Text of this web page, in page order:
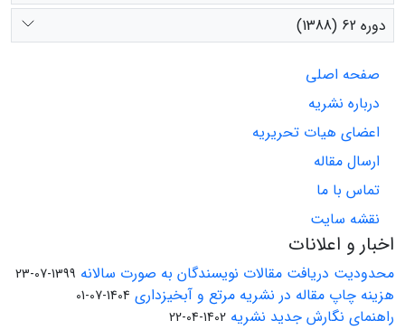
دوره 62 (1388)
صفحه اصلی
درباره نشریه
اعضای هیات تحریریه
ارسال مقاله
تماس با ما
نقشه سایت
اخبار و اعلانات
محدودیت دریافت مقالات نویسندگان به صورت سالانه 1399-07-23
هزینه چاپ مقاله در نشریه مرتع و آبخیزداری 1404-07-01
راهنمای نگارش جدید نشریه 1402-04-22